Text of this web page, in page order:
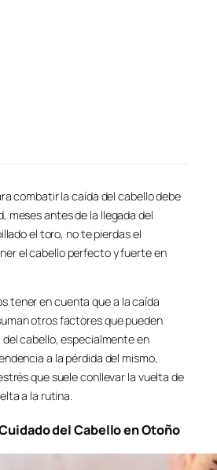
combatir la caída del cabello debe
meses antes de la llegada del
el toro, no te pierdas el
el cabello perfecto y fuerte en
tener en cuenta que a la caída
otros factores que pueden
cabello, especialmente en
a la pérdida del mismo,
que suele conllevar la vuelta de
a la rutina.
del Cabello en Otoño